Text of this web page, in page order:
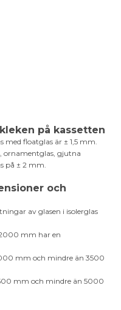
på kassetten
med floatglas är ± 1,5 mm.
ornamentglas, gjutna
på ± 2 mm.
och
av glasen i isolerglas
mm har en
mm och mindre än 3500
mm och mindre än 5000